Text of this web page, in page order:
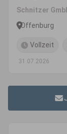
Schnitzer
Offenburg
Vollzeit
31.07.2026